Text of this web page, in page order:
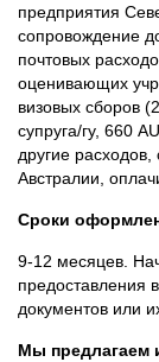
предприятия
сопровождение
почтовых
оценивающих
визовых сборов
супруга/гу, 660
другие
Австралии,
Сроки
9-12 месяцев.
предоставления
документов или
Мы предлагаем